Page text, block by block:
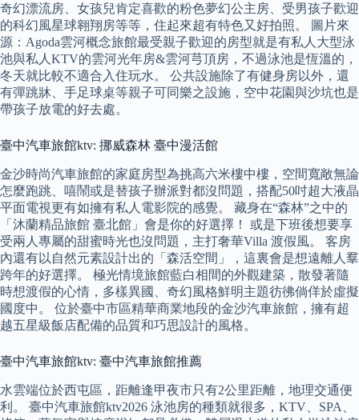
奇幻漂流房、女孩兒肯定喜歡的粉色夢幻公主房、受男孩子歡迎
的科幻風星球翱翔房等等，住起來超有特色又好拍照。 圖片來
源：Agoda雲河概念旅館最受親子歡迎的房型就是有私人大型泳
池與私人KTV的雲河光年房&雲河芎頂房，不過泳池是恆溫的，
冬天就比較不適合入住玩水。 公共設施除了有健身房以外，還
有彈跳牀、手足球桌等親子可同樂之設施，空中花園與沙坑也是
帶孩子放電的好去處。
臺中汽車旅館ktv: 挪威森林 臺中漫活館
金沙時尚汽車旅館的家庭房型為挑高六米樓中樓，空間寬敞無論
怎麼跑跳、嘻鬧或是替孩子辦派對都沒問題，搭配50吋超大液晶
平面電視更有如擁有私人電影院的感覺。 藏身在“森林”之中的
「沐蘭精品旅館 臺北館」會是你的好選擇！ 或是下班後想要享
受兩人專屬的甜蜜時光也沒問題，主打奢華Villa 渡假風。 客房
內還有以自然元素設計出的「森活空間」，這裏會是想遠離人羣
跨年的好選擇。 極光情境旅館藍白相間的外觀建築，散發著隨
時想渡假的心情，多樣異國、奇幻風格鮮明主題彷彿倘佯於虛擬
國度中。 位於臺中市區精華商業地段的金沙汽車旅館，擁有超
越五星級飯店配備的品質和巧思設計的風格。
臺中汽車旅館ktv: 臺中汽車旅館推薦
水雲端位於西屯區，距離逢甲夜市只有2公里距離，地理交通便
利。 臺中汽車旅館ktv2026 泳池房的種類就很多，KTV、SPA、